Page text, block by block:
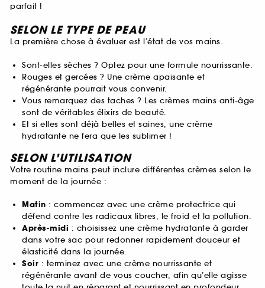
parfait !
SELON LE TYPE DE PEAU
La première chose à évaluer est l’état de vos mains.
Sont-elles sèches ? Optez pour une formule nourrissante.
Rouges et gercées ? Une crème apaisante et
régénérante pourrait vous convenir.
Vous remarquez des taches ? Les crèmes mains anti-âge
sont de véritables élixirs de beauté.
Et si elles sont déjà belles et saines, une crème
hydratante ne fera que les sublimer !
SELON L’UTILISATION
Votre routine mains peut inclure différentes crèmes selon le
moment de la journée :
Matin : commencez avec une crème protectrice qui
défend contre les radicaux libres, le froid et la pollution.
Après-midi : choisissez une crème hydratante à garder
dans votre sac pour redonner rapidement douceur et
élasticité dans la journée.
Soir : terminez avec une crème nourrissante et
régénérante avant de vous coucher, afin qu’elle agisse